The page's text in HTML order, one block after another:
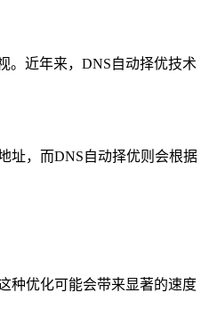
。近年来，DNS自动择优技术
址，而DNS自动择优则会根据
种优化可能会带来显著的速度